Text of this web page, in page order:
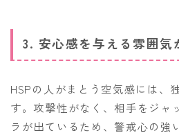
3. 安心感を与える雰囲気
HSPの人がまとう空気感には、
す。攻撃性がなく、相手をジャ
ラが出ているため、警戒心の強